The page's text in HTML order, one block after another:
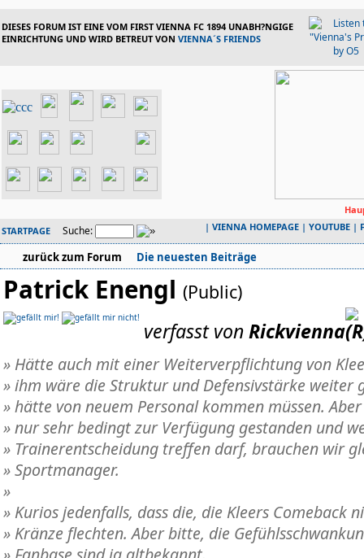
DIESES FORUM IST EINE VOM FIRST VIENNA FC 1894 UNABH?NGIGE
EINRICHTUNG UND WIRD BETREUT VON VIENNA´S FRIENDS
STARTPAGE
Suche: | VIENNA HOMEPAGE | YOUTUBE |
zurück zum Forum Die neuesten Beiträge
Patrick Enengl (Public)
verfasst vonRickvienna
» Hätte auch mit einer Weiterverpflichtung von
» ihm wäre die Struktur und Defensivstärke weiter
» hätte von neuem Personal kommen müssen.
» nur sehr bedingt zur Verfügung gestanden und
» Trainerentscheidung treffen darf, brauchen wir
» Sportmanager.
»
» Kurios jedenfalls, dass die, die Kleers Comeback
» Kränze flechten. Aber bitte, die